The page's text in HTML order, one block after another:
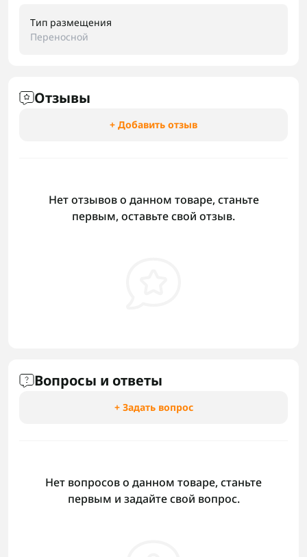
Тип размещения
Переносной
Отзывы
+ Добавить отзыв
Нет отзывов о данном товаре, станьте
первым, оставьте свой отзыв.
Вопросы и ответы
+ Задать вопрос
Нет вопросов о данном товаре, станьте
первым и задайте свой вопрос.